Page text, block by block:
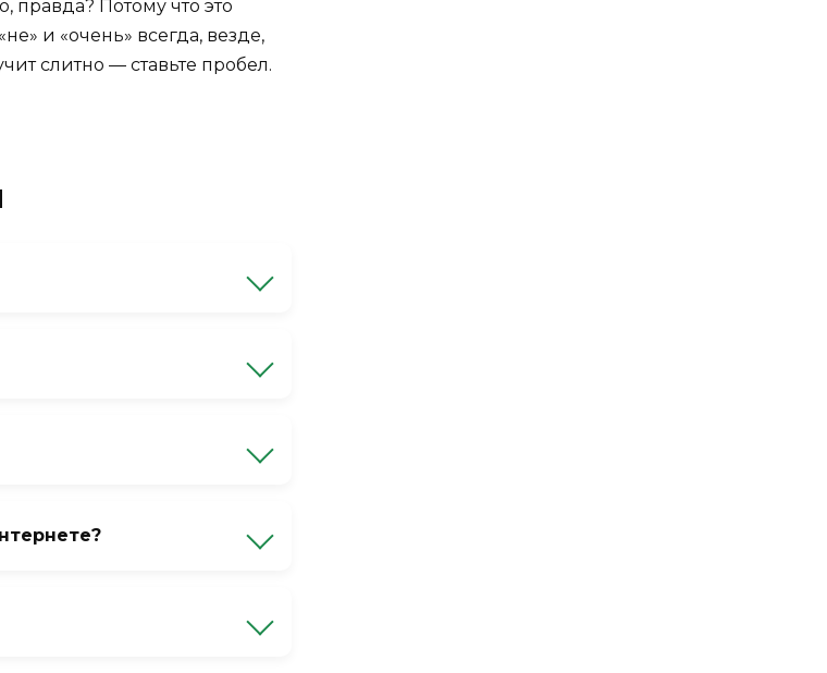
правда? Потому что это
и «очень» всегда, везде,
слитно — ставьте пробел.